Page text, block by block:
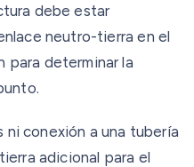
debe estar
neutro-tierra en el
para determinar la
conexión a una tubería
adicional para el